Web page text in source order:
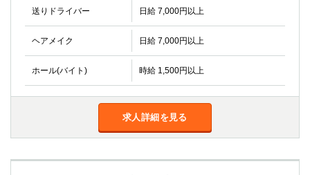
送りドライバー 日給 7,000円以上
ヘアメイク 日給 7,000円以上
ホール(バイト) 時給 1,500円以上
求人詳細を見る
亀戸
水道橋
荻窪
浅草
新小岩
幡ヶ谷
久米川
西麻布
五井